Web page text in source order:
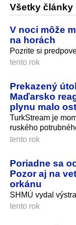
Všetky články
V noci môže
na horách
Pozrite si
tento rok
Prekazený
Maďarsko
plynu malo
TurkStream je
ruského
tento rok
Poriadne sa
Pozor aj na
orkánu
SHMÚ vydal
tento rok